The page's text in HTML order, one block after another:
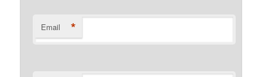
Email *